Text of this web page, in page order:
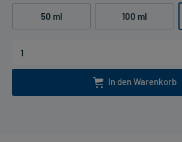
50 ml 100 ml
In den Warenkorb